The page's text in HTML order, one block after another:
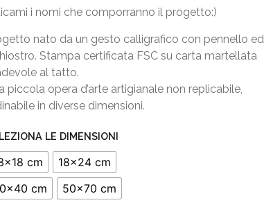
i nomi che comporranno il progetto:)
nato da un gesto calligrafico con pennello ed
Stampa certificata FSC su carta martellata
al tatto.
piccola opera d’arte artigianale non replicabile,
in diverse dimensioni.
LE DIMENSIONI
cm
18x24 cm
cm
50x70 cm